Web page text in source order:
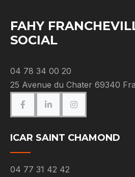
FAHY
SOCIAL
04 78 34 00 20
25 Avenue du Chater 69340
ICAR SAINT CHAMOND
04 77 31 42 42